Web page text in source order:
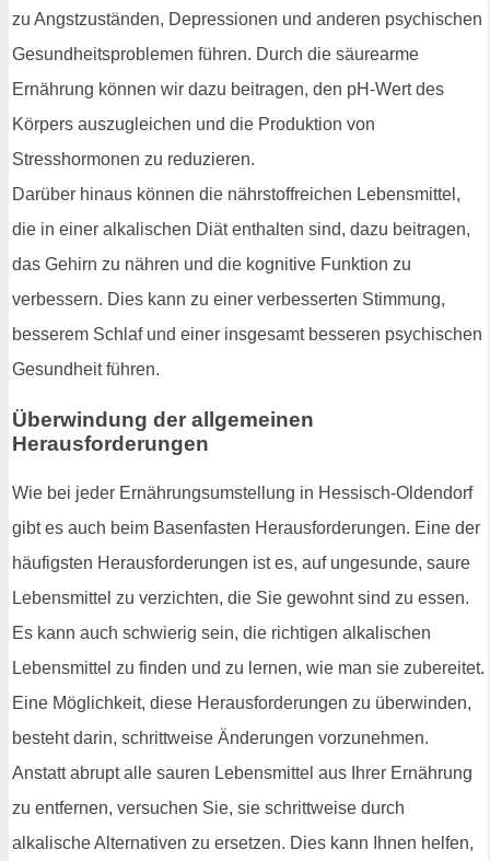
zu Angstzuständen, Depressionen und anderen psychischen
Gesundheitsproblemen führen. Durch die säurearme
Ernährung können wir dazu beitragen, den pH-Wert des
Körpers auszugleichen und die Produktion von
Stresshormonen zu reduzieren.
Darüber hinaus können die nährstoffreichen Lebensmittel,
die in einer alkalischen Diät enthalten sind, dazu beitragen,
das Gehirn zu nähren und die kognitive Funktion zu
verbessern. Dies kann zu einer verbesserten Stimmung,
besserem Schlaf und einer insgesamt besseren psychischen
Gesundheit führen.
Überwindung der allgemeinen
Herausforderungen
Wie bei jeder Ernährungsumstellung in Hessisch-Oldendorf
gibt es auch beim Basenfasten Herausforderungen. Eine der
häufigsten Herausforderungen ist es, auf ungesunde, saure
Lebensmittel zu verzichten, die Sie gewohnt sind zu essen.
Es kann auch schwierig sein, die richtigen alkalischen
Lebensmittel zu finden und zu lernen, wie man sie zubereitet.
Eine Möglichkeit, diese Herausforderungen zu überwinden,
besteht darin, schrittweise Änderungen vorzunehmen.
Anstatt abrupt alle sauren Lebensmittel aus Ihrer Ernährung
zu entfernen, versuchen Sie, sie schrittweise durch
alkalische Alternativen zu ersetzen. Dies kann Ihnen helfen,